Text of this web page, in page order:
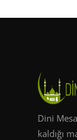
Dini
kaldığı